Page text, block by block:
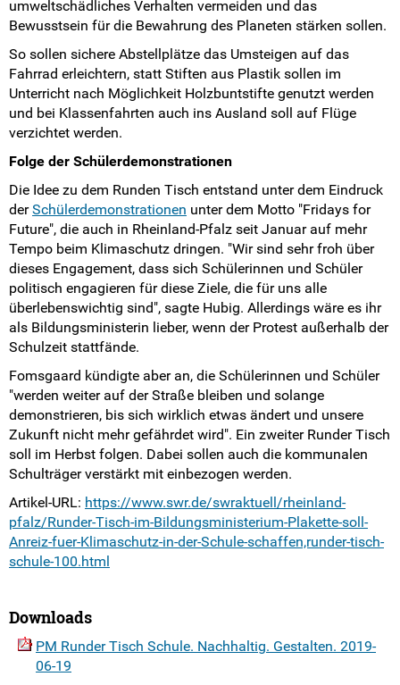
umweltschädliches Verhalten vermeiden und das
Bewusstsein für die Bewahrung des Planeten stärken sollen.
So sollen sichere Abstellplätze das Umsteigen auf das
Fahrrad erleichtern, statt Stiften aus Plastik sollen im
Unterricht nach Möglichkeit Holzbuntstifte genutzt werden
und bei Klassenfahrten auch ins Ausland soll auf Flüge
verzichtet werden.
Folge der Schülerdemonstrationen
Die Idee zu dem Runden Tisch entstand unter dem Eindruck
derSchülerdemonstrationen unter dem Motto "Fridays for
Future", die auch in Rheinland-Pfalz seit Januar auf mehr
Tempo beim Klimaschutz dringen. "Wir sind sehr froh über
dieses Engagement, dass sich Schülerinnen und Schüler
politisch engagieren für diese Ziele, die für uns alle
überlebenswichtig sind", sagte Hubig. Allerdings wäre es ihr
als Bildungsministerin lieber, wenn der Protest außerhalb der
Schulzeit stattfände.
Fomsgaard kündigte aber an, die Schülerinnen und Schüler
"werden weiter auf der Straße bleiben und solange
demonstrieren, bis sich wirklich etwas ändert und unsere
Zukunft nicht mehr gefährdet wird". Ein zweiter Runder Tisch
soll im Herbst folgen. Dabei sollen auch die kommunalen
Schulträger verstärkt mit einbezogen werden.
Artikel-URL: https://www.swr.de/swraktuell/rheinland-
pfalz/Runder-Tisch-im-Bildungsministerium-Plakette-soll-
Anreiz-fuer-Klimaschutz-in-der-Schule-schaffen,runder-tisch-
schule-100.html
Downloads
PM Runder Tisch Schule. Nachhaltig. Gestalten. 2019-
06-19